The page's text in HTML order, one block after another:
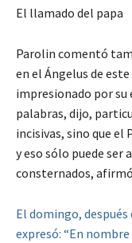
El llamado del papa
Parolin comentó
en el Ángelus de
impresionado por su
palabras, dijo,
incisivas, sino que el
y eso sólo puede ser
consternados,
El domingo,
expresó: “En